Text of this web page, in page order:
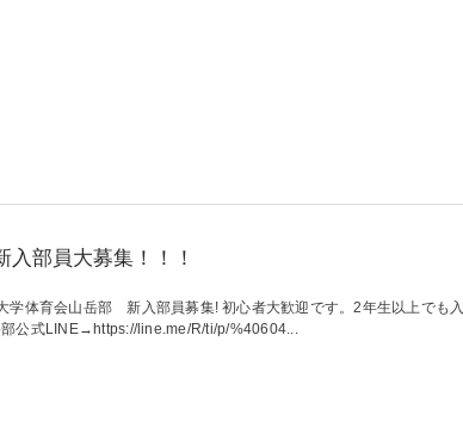
部員大募集！！！
体育会山岳部 新入部員募集! 初心者大歓迎です。2年生以上でも
部公式LINE→https://line.me/R/ti/p/%40604...